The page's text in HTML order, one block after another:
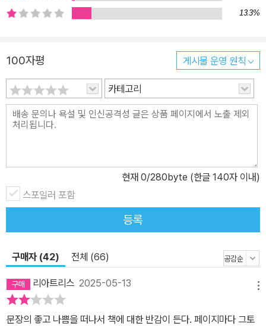
13.3%
100자평 게시물 운영 원칙
카테고리
현재 0/280byte (한글 140자 이내)
스포일러 포함
등록
구매자 (42) 전체 (66)
리아트리스 2025-05-13
문장의 좋고 나쁨을 떠나서 책에 대한 반감이 든다. 페이지마다 그토